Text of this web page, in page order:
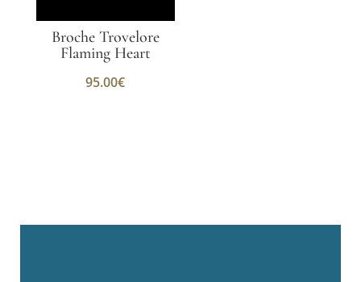
Broche Trovelore
Flaming Heart
95.00€